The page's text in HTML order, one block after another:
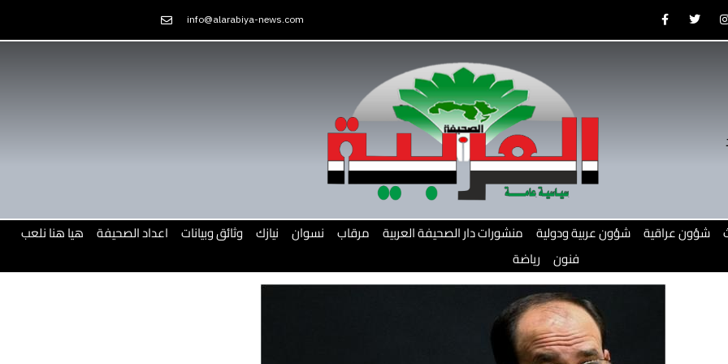
to
info@alarabiya-news.com F
a
e
T
w
t
I
t
شؤون عراقية شؤون عربية ودولية منشورات دار الصحيفة العربية مرقاب نسوان نيازك وثائق وبيانات اعداد الصحيفة هيا هنا نلعب
فنون رياضة